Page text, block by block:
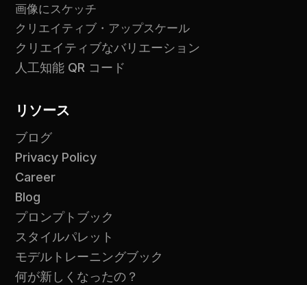
画像にスケッチ
クリエイティブ・アップスケール
クリエイティブなバリエーション
人工知能 QR コード
リソース
ブログ
Privacy Policy
Career
Blog
プロンプトブック
スタイルパレット
モデルトレーニングブック
何が新しくなったの？